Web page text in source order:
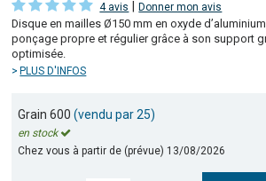
4 avis |Donner mon avis
Disque en mailles Ø150 mm en oxyde
ponçage propre et régulier grâce à son support
optimisée.
PLUS D'INFOS
Grain 600(vendu par 25)
en stock
Chez vous à partir de (prévue) 13/08/2026